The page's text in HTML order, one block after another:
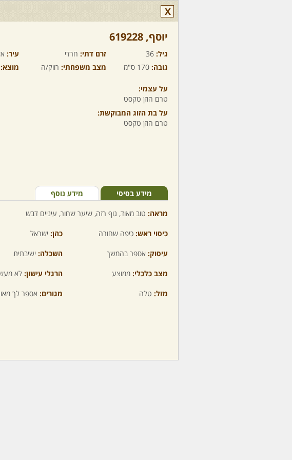
X
יוסף,‏ 619228
גיל: 36 זרם דתי: חרדי עיר:
גובה: 170 ס"מ מצב משפחתי: רווק/ה מוצא:
על עצמי:
טרם הוזן טקסט
על בת הזוג המבוקשת:
טרם הוזן טקסט
מידע בסיסי מידע נוסף
מראה: טוב מאוד, גוף רזה, שיער שחור, עיניים דבש
כיסוי ראש: כיפה שחורה כהן: ישראל
עיסוק: אספר בהמשך השכלה: ישיבתית
מצב כלכלי: ממוצע הרגלי עישון: לא
מזל: טלה מגורים: אספר לך